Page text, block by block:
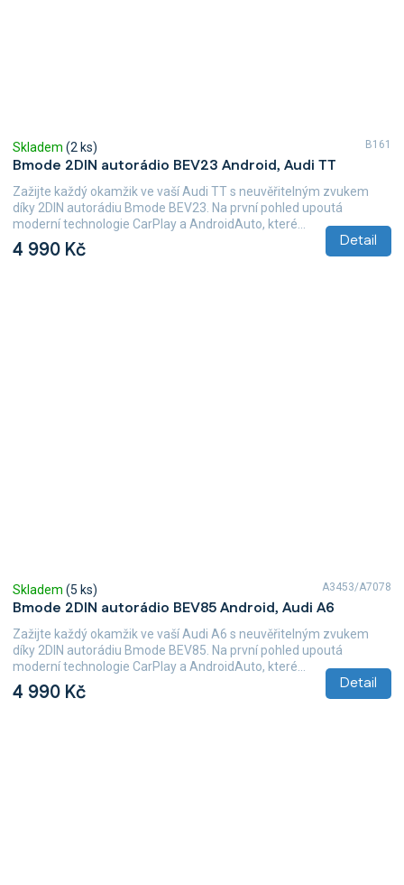
Bmode 2DIN autorádio BEV23 Android, Audi TT
Skladem (2 ks)
4 990 Kč Detail
Zažijte každý okamžik ve vaší Audi TT s neuvěřitelným zvukem
díky 2DIN autorádiu Bmode BEV23. Na první pohled upoutá
moderní technologie CarPlay a AndroidAuto, které...
B161
Bmode 2DIN autorádio BEV85 Android, Audi A6
Skladem (5 ks)
4 990 Kč Detail
Zažijte každý okamžik ve vaší Audi A6 s neuvěřitelným zvukem
díky 2DIN autorádiu Bmode BEV85. Na první pohled upoutá
moderní technologie CarPlay a AndroidAuto, které...
A3453/A7078